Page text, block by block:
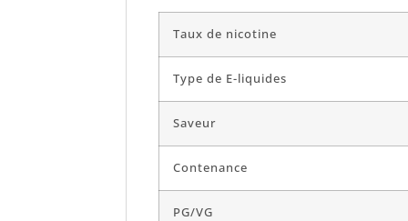
Taux de nicotine
Type de E-liquides
Saveur
Contenance
PG/VG